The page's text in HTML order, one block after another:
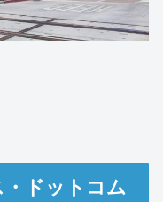
ドットコム